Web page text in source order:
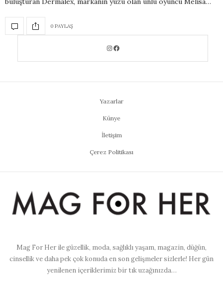
0 PAYLAŞ
Yazarlar
Künye
İletişim
Çerez Politikası
Mag For Her ile güzellik, moda, sağlıklı yaşam, magazin, düğün,
cinsellik ve daha pek çok konuda en son gelişmeler sizlerle! Her gün
yenilenen içeriklerimiz bir tık uzağınızda…